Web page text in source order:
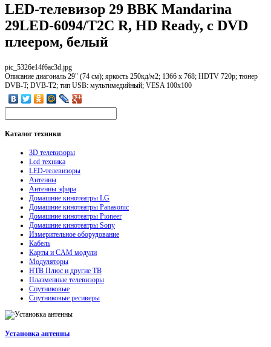
LED-телевизор 29 BBK Mandarina
29LED-6094/T2C R, HD Ready, c DVD
плеером, белый
pic_5326e14f6ac3d.jpg
Описание диагональ 29" (74 см); яркость 250кд/м2; 1366 x 768; HDTV 720p; тюнер
DVB-T; DVB-T2; тип USB: мультимедийный; VESA 100x100
Каталогтехники
3D телевизоры
Lcd техника
LED-телевизоры
Антенны
Антенны эфира
Домашние кинотеатры LG
Домашние кинотеатры Panasonic
Домашние кинотеатры Pioneer
Домашние кинотеатры Sony
Измерительное оборудование
Кабель
Карты и CAM модули
Модуляторы
НТВ Плюс и другие ТВ
Плазменные телевизоры
Спутниковые
Спутниковые ресиверы
Установка антенны